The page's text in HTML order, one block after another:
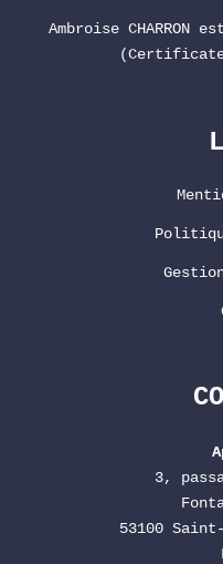
Ambroise
3,
53100